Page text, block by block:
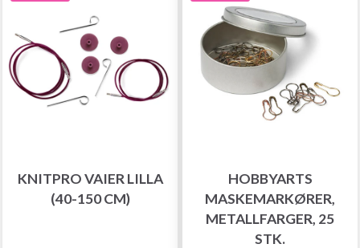
KNITPRO VAIER LILLA
(40-150 CM)
HOBBYARTS
MASKEMARKØRER,
METALLFARGER, 25
STK.